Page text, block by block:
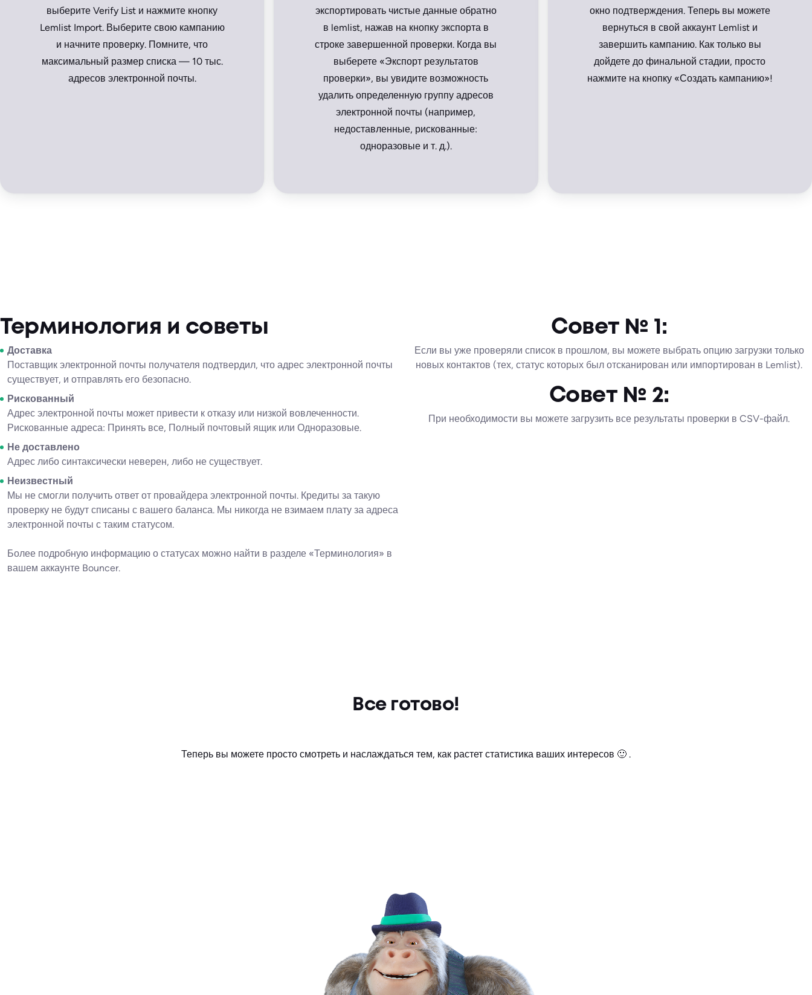
выберите Verify List и нажмите кнопку
Lemlist Import. Выберите свою кампанию
и начните проверку. Помните, что
максимальный размер списка — 10 тыс.
адресов электронной почты.
экспортировать чистые данные обратно
в lemlist, нажав на кнопку экспорта в
строке завершенной проверки. Когда вы
выберете «Экспорт результатов
проверки», вы увидите возможность
удалить определенную группу адресов
электронной почты (например,
недоставленные, рискованные:
одноразовые и т. д.).
окно подтверждения. Теперь вы можете
вернуться в свой аккаунт Lemlist и
завершить кампанию. Как только вы
дойдете до финальной стадии, просто
нажмите на кнопку «Создать кампанию»!
Терминология и советы
Доставка
Поставщик электронной почты получателя подтвердил, что адрес электронной почты
существует, и отправлять его безопасно.
Рискованный
Адрес электронной почты может привести к отказу или низкой вовлеченности.
Рискованные адреса: Принять все, Полный почтовый ящик или Одноразовые.
Не доставлено
Адрес либо синтаксически неверен, либо не существует.
Неизвестный
Мы не смогли получить ответ от провайдера электронной почты. Кредиты за такую
проверку не будут списаны с вашего баланса. Мы никогда не взимаем плату за адреса
электронной почты с таким статусом.
Более подробную информацию о статусах можно найти в разделе «Терминология» в
вашем аккаунте Bouncer.
Совет № 1:
Если вы уже проверяли список в прошлом, вы можете выбрать опцию загрузки только
новых контактов (тех, статус которых был отсканирован или импортирован в Lemlist).
Совет № 2:
При необходимости вы можете загрузить все результаты проверки в CSV-файл.
Все готово!
Теперь вы можете просто смотреть и наслаждаться тем, как растет статистика ваших интересов 🙂 .